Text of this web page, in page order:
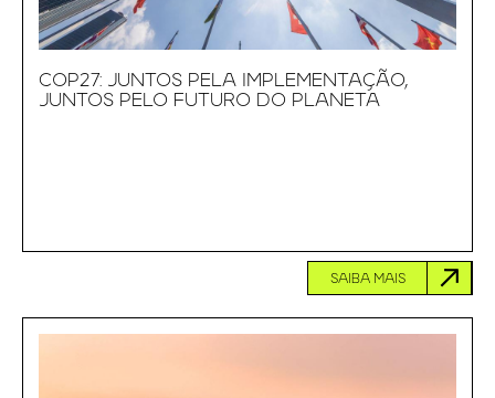
COP27: JUNTOS PELA IMPLEMENTAÇÃO,
JUNTOS PELO FUTURO DO PLANETA
SAIBA MAIS